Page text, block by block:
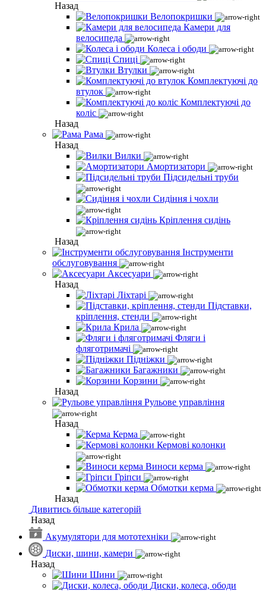
Назад
Велопокришки
Камери для
велосипеда
Колеса і ободи
Спиці
Втулки
Комплектуючі до
втулок
Комплектуючі до
коліс
Назад
Рама
Назад
Вилки
Амортизатори
Підсидельні труби
Сидіння і чохли
Кріплення сидінь
Назад
Інструменти
обслуговування
Аксесуари
Назад
Ліхтарі
Підставки,
кріплення, стенди
Крила
Фляги і
фляготримачі
Підніжки
Багажники
Корзини
Назад
Рульове управління
Назад
Керма
Кермові колонки
Виноси керма
Гріпси
Обмотки керма
Назад
Дивитись більше категорій
Назад
Акумулятори для мототехніки
Диски, шини, камери
Назад
Шини
Диски, колеса, ободи